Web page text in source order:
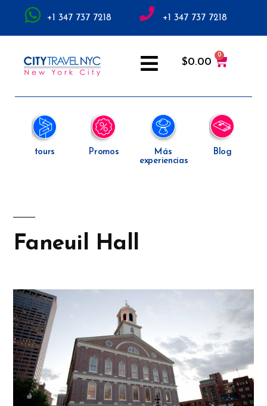
+1 347 737 7218 +1 347 737 7218
$0.00
tours Promos
Más
experiencias
Blog
Faneuil Hall